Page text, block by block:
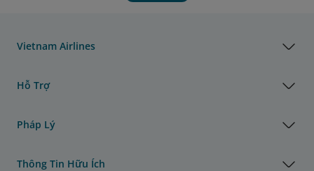
Vietnam Airlines
Hỗ Trợ
Pháp Lý
Thông Tin Hữu Ích